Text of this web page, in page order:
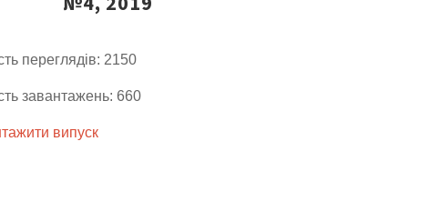
переглядів: 2150
завантажень: 660
випуск